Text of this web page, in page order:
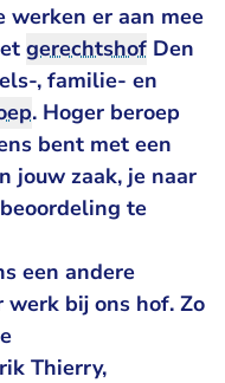
werken er aan mee
gerechtshof Den
, familie- en
. Hoger beroep
bent met een
jouw zaak, je naar
te
een andere
bij ons hof. Zo
Thierry,